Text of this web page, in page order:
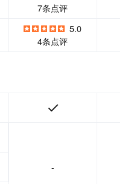
7条点评
5.0
4条点评
-